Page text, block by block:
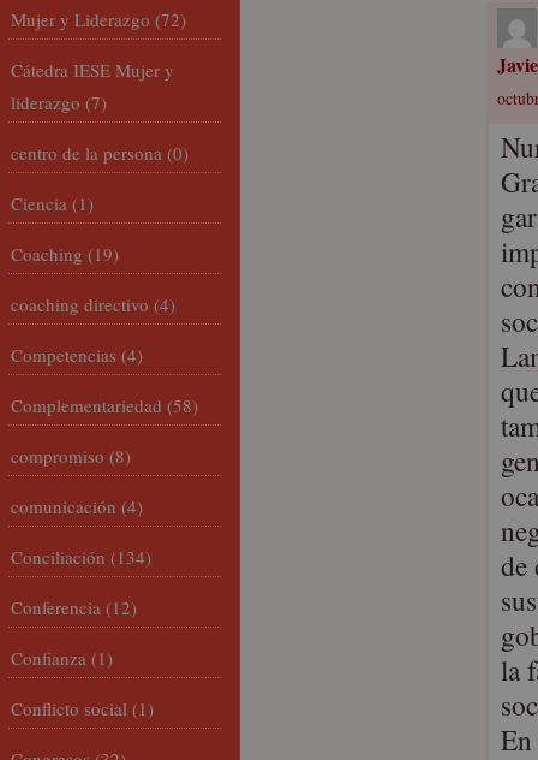
de
la
Mujer y Liderazgo (72)
Cátedra IESE Mujer y
liderazgo (7)
centro de la persona (0)
Ciencia (1)
Coaching (19)
coaching directivo (4)
Competencias (4)
Complementariedad (58)
compromiso (8)
comunicación (4)
Conciliación (134)
Conferencia (12)
Confianza (1)
Conflicto social (1)